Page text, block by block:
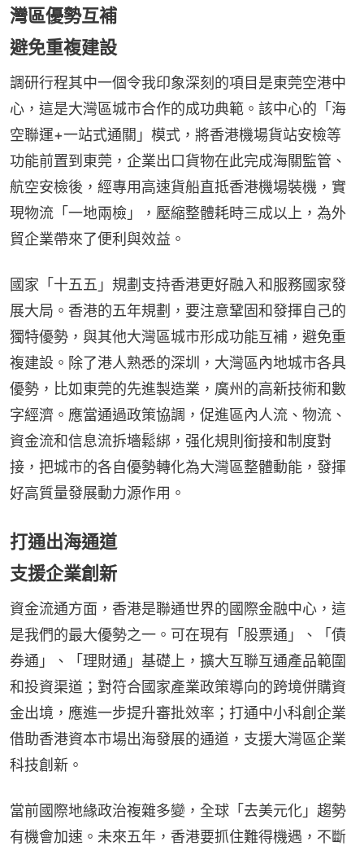
灣區優勢互補
避免重複建設
調研行程其中一個令我印象深刻的項目是東莞空港中
心，這是大灣區城市合作的成功典範。該中心的「海
空聯運+一站式通關」模式，將香港機場貨站安檢等
功能前置到東莞，企業出口貨物在此完成海關監管、
航空安檢後，經專用高速貨船直抵香港機場裝機，實
現物流「一地兩檢」，壓縮整體耗時三成以上，為外
貿企業帶來了便利與效益。
國家「十五五」規劃支持香港更好融入和服務國家發
展大局。香港的五年規劃，要注意鞏固和發揮自己的
獨特優勢，與其他大灣區城市形成功能互補，避免重
複建設。除了港人熟悉的深圳，大灣區內地城市各具
優勢，比如東莞的先進製造業，廣州的高新技術和數
字經濟。應當通過政策協調，促進區內人流、物流、
資金流和信息流拆墻鬆綁，强化規則銜接和制度對
接，把城市的各自優勢轉化為大灣區整體動能，發揮
好高質量發展動力源作用。
打通出海通道
支援企業創新
資金流通方面，香港是聯通世界的國際金融中心，這
是我們的最大優勢之一。可在現有「股票通」、「債
券通」、「理財通」基礎上，擴大互聯互通產品範圍
和投資渠道；對符合國家產業政策導向的跨境併購資
金出境，應進一步提升審批效率；打通中小科創企業
借助香港資本市場出海發展的通道，支援大灣區企業
科技創新。
當前國際地緣政治複雜多變，全球「去美元化」趨勢
有機會加速。未來五年，香港要抓住難得機遇，不斷